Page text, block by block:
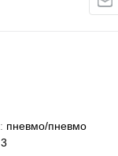
пневмо/пневмо
3